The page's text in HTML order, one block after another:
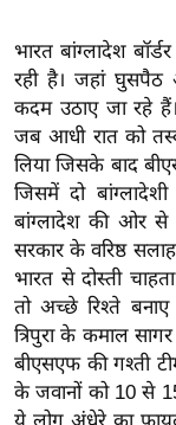
वि
शे
ष
ज्ञ
रा
य
ब
ज
ट
खे
ल
क्रि
भारत बांग्लादेश
रही है। जहां
कदम उठाए जा रहे हैं।
जब आधी रात को
लिया जिसके बाद
जिसमें दो
बांग्लादेश की ओर से
सरकार के वरिष्ठ
भारत से दोस्ती
तो अच्छे रिश्ते
त्रिपुरा के कमाल
बीएसएफ की गश्ती
के जवानों को 10 से